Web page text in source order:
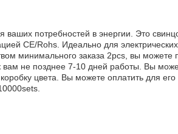
потребностей в энергии. Это
CE/Rohs. Идеально для
минимального заказа 2pcs, вы можете
не позднее 7-10 дней работы. Вы
цвета. Вы можете оплатить для